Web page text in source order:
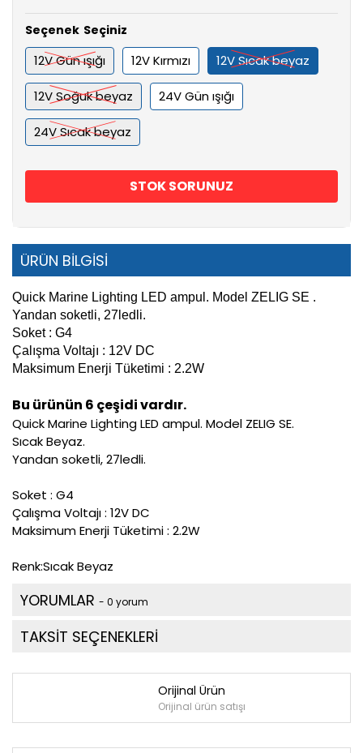
Seçenek
12V Gün ışığı 12V Kırmızı 12V Sıcak beyaz
12V Soğuk beyaz 24V Gün ışığı
24V Sıcak beyaz
STOK SORUNUZ
ÜRÜN BİLGİSİ
Quick Marine Lighting LED ampul. Model ZELIG SE .
Yandan soketli, 27ledli.
Soket : G4
Çalışma Voltajı : 12V DC
Maksimum Enerji Tüketimi : 2.2W
Bu ürünün 6 çeşidi vardır.
Quick Marine Lighting LED ampul. Model ZELIG SE.
Sıcak Beyaz.
Yandan soketli, 27ledli.
Soket : G4
Çalışma Voltajı : 12V DC
Maksimum Enerji Tüketimi : 2.2W
Renk:Sıcak Beyaz
YORUMLAR - 0 yorum
TAKSİT SEÇENEKLERİ
Orijinal Ürün
Orijinal ürün satışı